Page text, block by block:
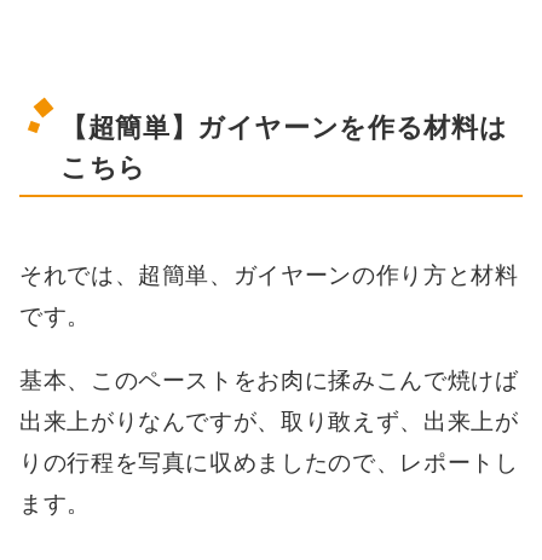
【超簡単】ガイヤーンを作る材料は
こちら
それでは、超簡単、ガイヤーンの作り方と材料
です。
基本、このペーストをお肉に揉みこんで焼けば
出来上がりなんですが、取り敢えず、出来上が
りの行程を写真に収めましたので、レポートし
ます。